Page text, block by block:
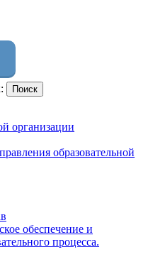
Поиск
организации
образовательной
обеспечение и
процесса.